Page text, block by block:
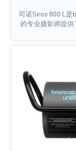
司诺Siros 800 L是
的专业摄影师提供